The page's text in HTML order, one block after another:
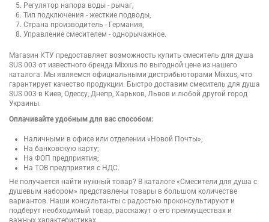
Регулятор напора воды - рычаг,
Тип подключения - жесткие подводы,
Страна производитель - Германия,
Управление смесителем - однорычажное.
Магазин КТУ предоставляет возможность купить смеситель для душа
SUS 003 от известного бренда Mixxus по выгодной цене из нашего
каталога. Мы являемся официальными дистрибьюторами Mixxus, что
гарантирует качество продукции. Быстро доставим смеситель для душа
SUS 003 в Киев, Одессу, Днепр, Харьков, Львов и любой другой город
Украины.
Оплачивайте удобным для вас способом:
Наличными в офисе или отделении «Новой Почты»;
На банковскую карту;
На ФОП предприятия;
На ТОВ предприятия с НДС.
Не получается найти нужный товар? В каталоге «Смесители для душа с
душевым набором» представлены товары в большом количестве
вариантов. Наши консультанты с радостью проконсультируют и
подберут необходимый товар, расскажут о его преимуществах и
важных характеристиках.